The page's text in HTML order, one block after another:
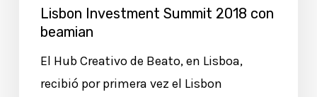
Lisbon Investment Summit 2018 con
beamian
El Hub Creativo de Beato, en Lisboa,
recibió por primera vez el Lisbon